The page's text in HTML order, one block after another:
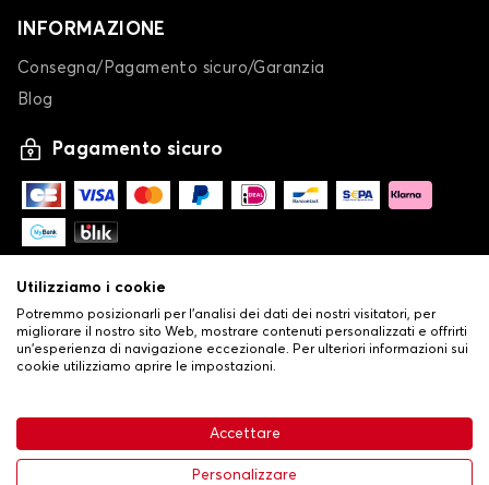
63,99 € Aggiungi al carrello
INFORMAZIONE
Consegna/Pagamento sicuro/Garanzia
Blog
Pagamento sicuro
Condizioni generali di vendita•
Politica sulla privacy e sui cookie•Livraison
Utilizziamo i cookie
Potremmo posizionarli per l'analisi dei dati dei nostri visitatori, per
migliorare il nostro sito Web, mostrare contenuti personalizzati e offrirti
un'esperienza di navigazione eccezionale. Per ulteriori informazioni sui
cookie utilizziamo aprire le impostazioni.
Accettare
Personalizzare